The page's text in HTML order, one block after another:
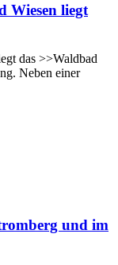
Wiesen liegt
das >>Waldbad
Neben einer
und im